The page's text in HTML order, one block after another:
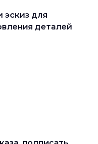
эскиз для
деталей